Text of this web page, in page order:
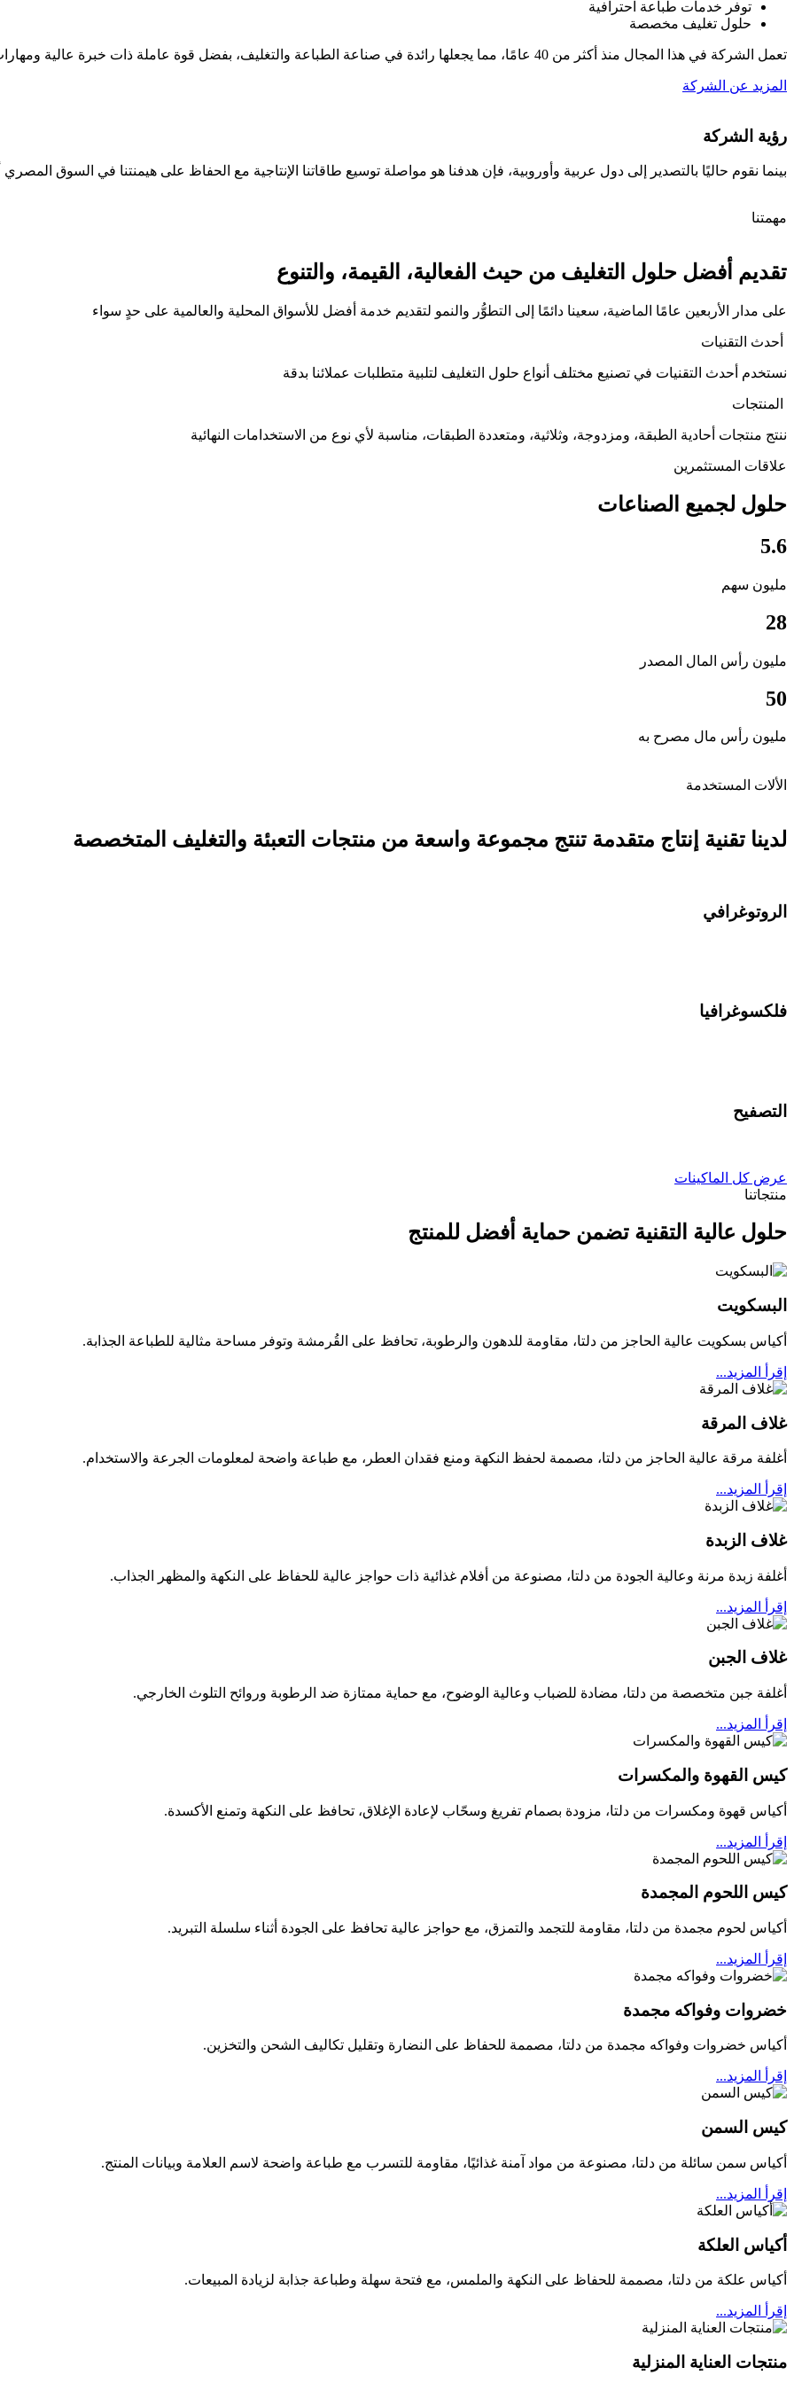
توفر خدمات طباعة احترافية
حلول تغليف مخصصة
تعمل الشركة في هذا المجال منذ أكثر من 40 عامًا، مما يجعلها رائدة في صناعة الطباعة والتغليف، بفضل قوة عاملة ذات خبرة عالية ومهارات متميزة
المزيد عن الشركة
رؤية الشركة
بينما نقوم حاليًا بالتصدير إلى دول عربية وأوروبية، فإن هدفنا هو مواصلة توسيع طاقاتنا الإنتاجية مع الحفاظ على هيمنتنا في السوق المصري
مهمتنا
تقديم أفضل حلول التغليف من حيث الفعالية، القيمة، والتنوع
على مدار الأربعين عامًا الماضية، سعينا دائمًا إلى التطوُّر والنمو لتقديم خدمة أفضل للأسواق المحلية والعالمية على حدٍ سواء
أحدث التقنيات
نستخدم أحدث التقنيات في تصنيع مختلف أنواع حلول التغليف لتلبية متطلبات عملائنا بدقة
المنتجات
ننتج منتجات أحادية الطبقة، ومزدوجة، وثلاثية، ومتعددة الطبقات، مناسبة لأي نوع من الاستخدامات النهائية
علاقات المستثمرين
حلول لجميع الصناعات
5.6
مليون سهم
28
مليون رأس المال المصدر
50
مليون رأس مال مصرح به
الألات المستخدمة
لدينا تقنية إنتاج متقدمة تنتج مجموعة واسعة من منتجات التعبئة والتغليف المتخصصة
الروتوغرافي
فلكسوغرافيا
التصفيح
عرض كل الماكينات
منتجاتنا
حلول عالية التقنية تضمن حماية أفضل للمنتج
البسكويت
أكياس بسكويت عالية الحاجز من دلتا، مقاومة للدهون والرطوبة، تحافظ على القُرمشة وتوفر مساحة مثالية للطباعة الجذابة.
إقرأ المزيد...
غلاف المرقة
أغلفة مرقة عالية الحاجز من دلتا، مصممة لحفظ النكهة ومنع فقدان العطر، مع طباعة واضحة لمعلومات الجرعة والاستخدام.
إقرأ المزيد...
غلاف الزبدة
أغلفة زبدة مرنة وعالية الجودة من دلتا، مصنوعة من أفلام غذائية ذات حواجز عالية للحفاظ على النكهة والمظهر الجذاب.
إقرأ المزيد...
غلاف الجبن
أغلفة جبن متخصصة من دلتا، مضادة للضباب وعالية الوضوح، مع حماية ممتازة ضد الرطوبة وروائح التلوث الخارجي.
إقرأ المزيد...
كيس القهوة والمكسرات
أكياس قهوة ومكسرات من دلتا، مزودة بصمام تفريغ وسحّاب لإعادة الإغلاق، تحافظ على النكهة وتمنع الأكسدة.
إقرأ المزيد...
كيس اللحوم المجمدة
أكياس لحوم مجمدة من دلتا، مقاومة للتجمد والتمزق، مع حواجز عالية تحافظ على الجودة أثناء سلسلة التبريد.
إقرأ المزيد...
خضروات وفواكه مجمدة
أكياس خضروات وفواكه مجمدة من دلتا، مصممة للحفاظ على النضارة وتقليل تكاليف الشحن والتخزين.
إقرأ المزيد...
كيس السمن
أكياس سمن سائلة من دلتا، مصنوعة من مواد آمنة غذائيًا، مقاومة للتسرب مع طباعة واضحة لاسم العلامة وبيانات المنتج.
إقرأ المزيد...
أكياس العلكة
أكياس علكة من دلتا، مصممة للحفاظ على النكهة والملمس، مع فتحة سهلة وطباعة جذابة لزيادة المبيعات.
إقرأ المزيد...
منتجات العناية المنزلية